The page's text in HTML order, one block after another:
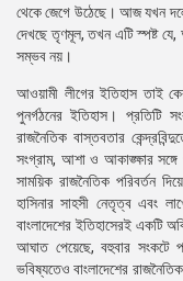
থেকে জেগে উঠেছে। আজ যখন
দেখছে তৃণমূল, তখন এটি স্পষ্ট যে,
সম্ভব নয়।
​আওয়ামী লীগের ইতিহাস তাই
পুনর্গঠনের ইতিহাস। প্রতিটি
রাজনৈতিক বাস্তবতার
সংগ্রাম, আশা ও আকাঙ্ক্ষার
সাময়িক রাজনৈতিক পরিবর্তন
হাসিনার সাহসী নেতৃত্ব এবং
বাংলাদেশের ইতিহাসেরই একটি
আঘাত পেয়েছে, বহুবার সংকটে
ভবিষ্যতেও বাংলাদেশের